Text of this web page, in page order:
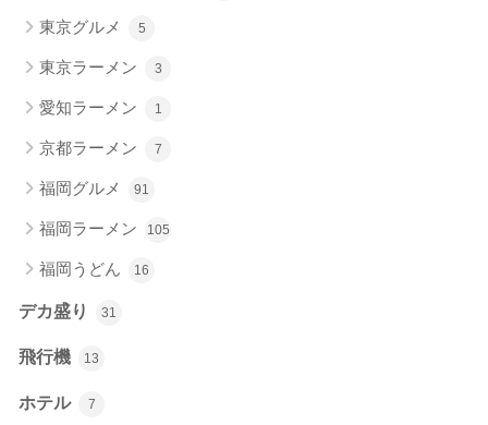
東京グルメ 5
東京ラーメン 3
愛知ラーメン 1
京都ラーメン 7
福岡グルメ 91
福岡ラーメン 105
福岡うどん 16
デカ盛り 31
飛行機 13
ホテル 7